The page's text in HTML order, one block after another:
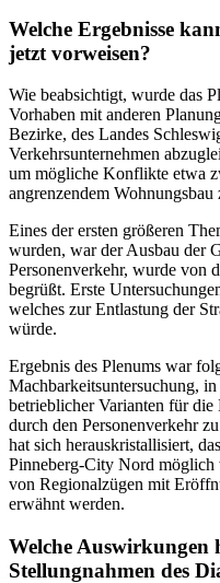
Welche Ergebnisse
jetzt vorweisen?
Wie beabsichtigt, wurde das
Vorhaben mit anderen
Bezirke, des Landes
Verkehrsunternehmen
um mögliche Konflikte etwa
angrenzendem Wohnungsbau
Eines der ersten größeren
wurden, war der Ausbau der
Personenverkehr, wurde von
begrüßt. Erste
welches zur Entlastung der
würde.
Ergebnis des Plenums war
Machbarkeitsuntersuchung,
betrieblicher Varianten für
durch den Personenverkehr
hat sich herauskristallisiert,
Pinneberg-City Nord
von Regionalzügen mit
erwähnt werden.
Welche Auswirkungen
Stellungnahmen des